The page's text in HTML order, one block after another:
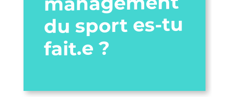
du sport es-tu
fait.e ?